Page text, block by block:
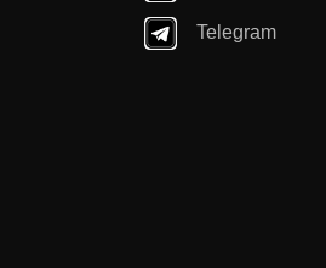
Telegram